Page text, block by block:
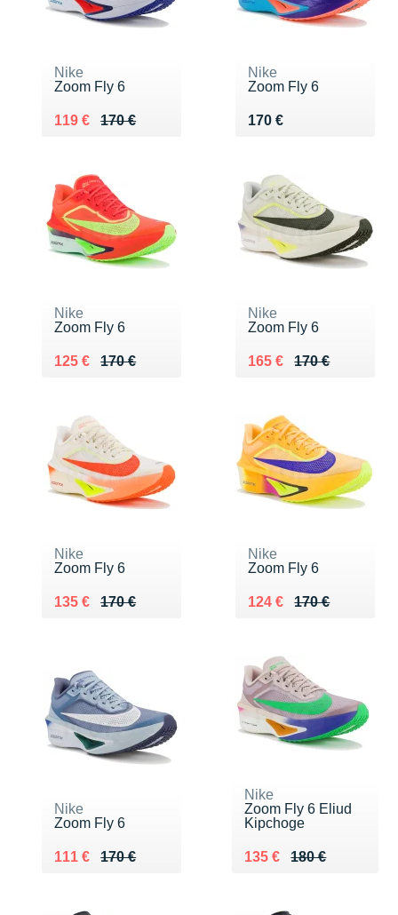
Nike
Zoom Fly 6
170 €
Au lieu de 170 €
119 €
Vendu 119 €
Nike
Zoom Fly 6
170 €
Vendu 170 €
Nike
Zoom Fly 6
170 €
Au lieu de 170 €
125 €
Vendu 125 €
Nike
Zoom Fly 6
170 €
Au lieu de 170 €
165 €
Vendu 165 €
Nike
Zoom Fly 6
170 €
Au lieu de 170 €
135 €
Vendu 135 €
Nike
Zoom Fly 6
170 €
Au lieu de 170 €
124 €
Vendu 124 €
Nike
Zoom Fly 6
170 €
Au lieu de 170 €
111 €
Vendu 111 €
Nike
Zoom Fly 6 Eliud
Kipchoge
180 €
Au lieu de 180 €
135 €
Vendu 135 €